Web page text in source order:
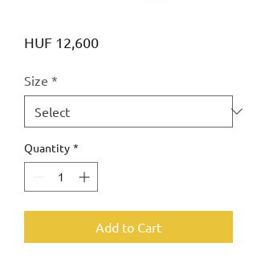
HUF 12,600Price
Size *
Quantity *
Add to Cart